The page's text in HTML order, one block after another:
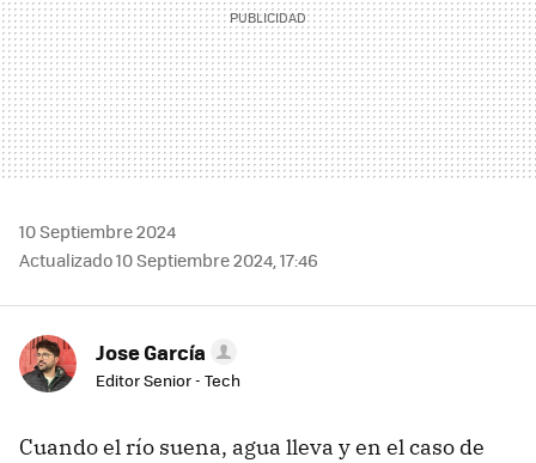
10 Septiembre 2024
Actualizado 10 Septiembre 2024, 17:46
Jose García
Editor Senior - Tech
Cuando el río suena, agua lleva y en el caso de